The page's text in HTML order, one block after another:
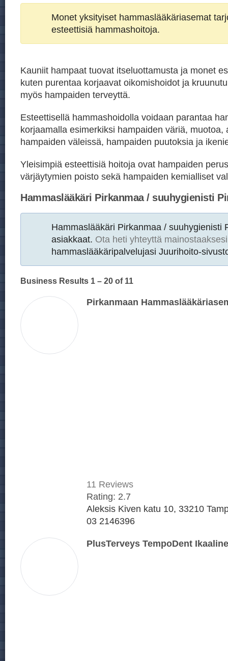
Monet yksityiset hammaslääkäriasemat
esteettisiä hammashoitoja.
Kauniit hampaat tuovat itseluottamusta ja monet
kuten purentaa korjaavat oikomishoidot ja
myös hampaiden terveyttä.
Esteettisellä hammashoidolla voidaan parantaa
korjaamalla esimerkiksi hampaiden väriä, muotoa,
hampaiden väleissä, hampaiden puutoksia ja
Yleisimpiä esteettisiä hoitoja ovat hampaiden
värjäytymien poisto sekä hampaiden kemialliset
Hammaslääkäri Pirkanmaa / suuhygienisti
Hammaslääkäri Pirkanmaa / suuhygienisti
asiakkaat. Ota heti yhteyttä mainostaaksesi
hammaslääkäripalvelujasi Juurihoito-
Business Results 1 – 20 of 11
Pirkanmaan
11 Reviews
Rating: 2.7
Aleksis Kiven katu 10, 33210
03 2146396
PlusTerveys TempoDent